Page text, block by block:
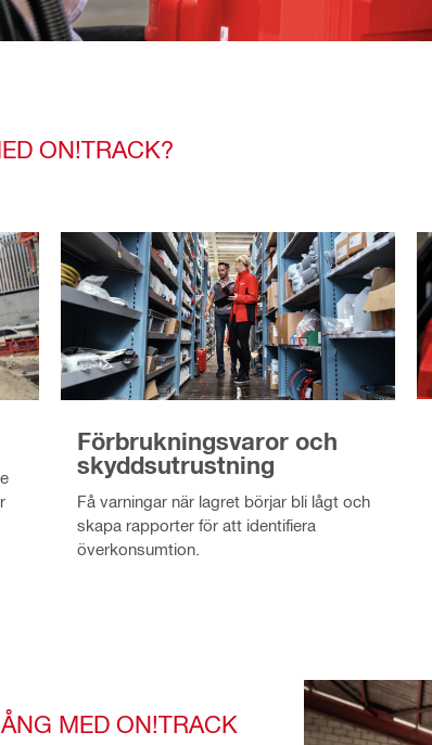
ON!TRACK?
Förbrukningsvaror och
skyddsutrustning
Få varningar när lagret börjar bli lågt och
skapa rapporter för att identifiera
överkonsumtion.
MED ON!TRACK